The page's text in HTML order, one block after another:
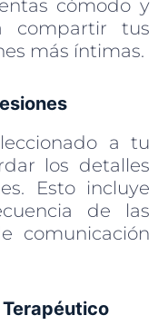
cómodo y
compartir tus
más íntimas.
a tu
los detalles
Esto incluye
de las
comunicación